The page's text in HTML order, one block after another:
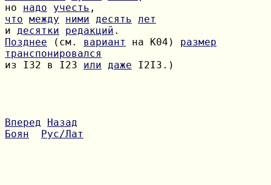
но надо учесть
что между ними десять лет
и десятки редакций
Позднее (см. вариант на К04) размер
транспонировался
из I32 в I23 или даже I2I3.)
Вперед
Назад
Боян
Рус/Лат